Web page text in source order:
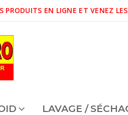
PRODUITS EN LIGNE ET VENEZ
LAVAGE /